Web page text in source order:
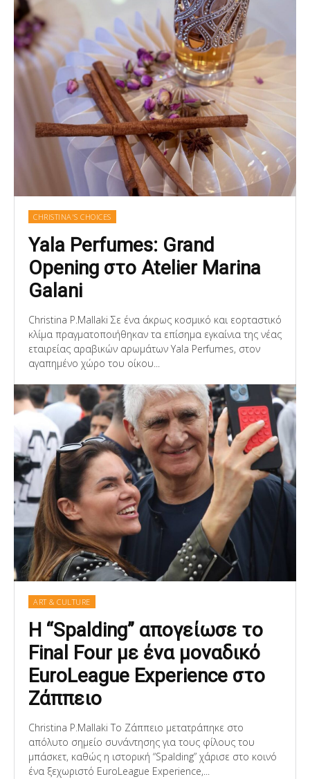
CHRISTINA'S CHOICES
Yala Perfumes: Grand
Opening στο Atelier Marina
Galani
Christina P.Mallaki Σε ένα άκρως κοσμικό και εορταστικό
κλίμα πραγματοποιήθηκαν τα επίσημα εγκαίνια της νέας
εταιρείας αραβικών αρωμάτων Yala Perfumes, στον
αγαπημένο χώρο του οίκου...
ART & CULTURE
Η “Spalding” απογείωσε το
Final Four με ένα μοναδικό
EuroLeague Experience στο
Ζάππειο
Christina P.Mallaki Το Ζάππειο μετατράπηκε στο
απόλυτο σημείο συνάντησης για τους φίλους του
μπάσκετ, καθώς η ιστορική “Spalding” χάρισε στο κοινό
ένα ξεχωριστό EuroLeague Experience,...